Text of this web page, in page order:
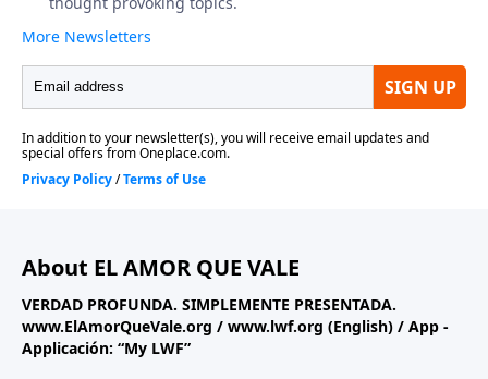
About EL AMOR QUE VALE
VERDAD PROFUNDA. SIMPLEMENTE PRESENTADA.
www.ElAmorQueVale.org / www.lwf.org (English) / App -
Applicación: “My LWF”